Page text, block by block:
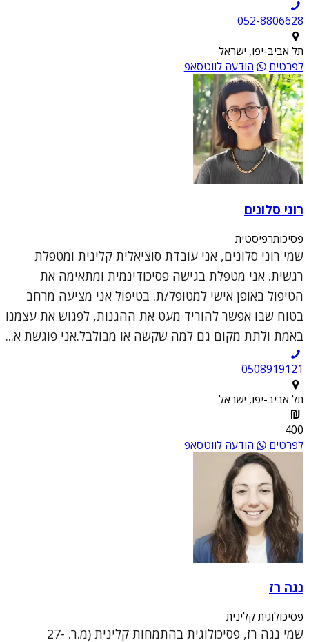
052-8806628
תל אביב-יפו, ישראל
לפרטים
הודעה לווטסאפ
רוני סלונים
פסיכותרפיסטית
שמי רוני סלונים, אני עובדת סוציאלית קלינית ומטפלת
רגשית. אני מטפלת בגישה פסיכודינמית ומתאימה את
הטיפול באופן אישי למטופל/ת. בטיפול אני מציעה מרחב
בטוח שבו אפשר להוריד מעט את ההגנות, לפגוש את עצמנו
באמת ולתת מקום גם למה שקשה או מבולבל.אני פוגשת א...
0508919121
תל אביב-יפו, ישראל
400
לפרטים
הודעה לווטסאפ
נגה רז
פסיכולוגית קלינית
שמי נגה רז, פסיכולוגית בהתמחות קלינית (מ.ר. 27-